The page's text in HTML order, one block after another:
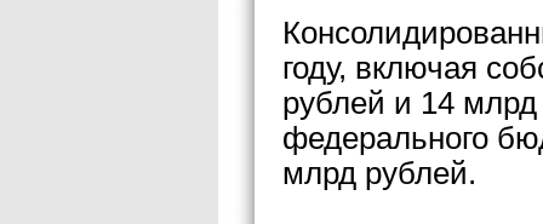
году, включая
рублей и 14
федерального
млрд рублей.